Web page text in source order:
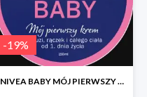
-19%
NIVEA BABY MÓJ PIERWSZY KREM